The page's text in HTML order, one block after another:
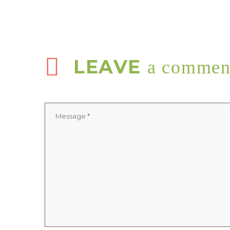
LEAVE a